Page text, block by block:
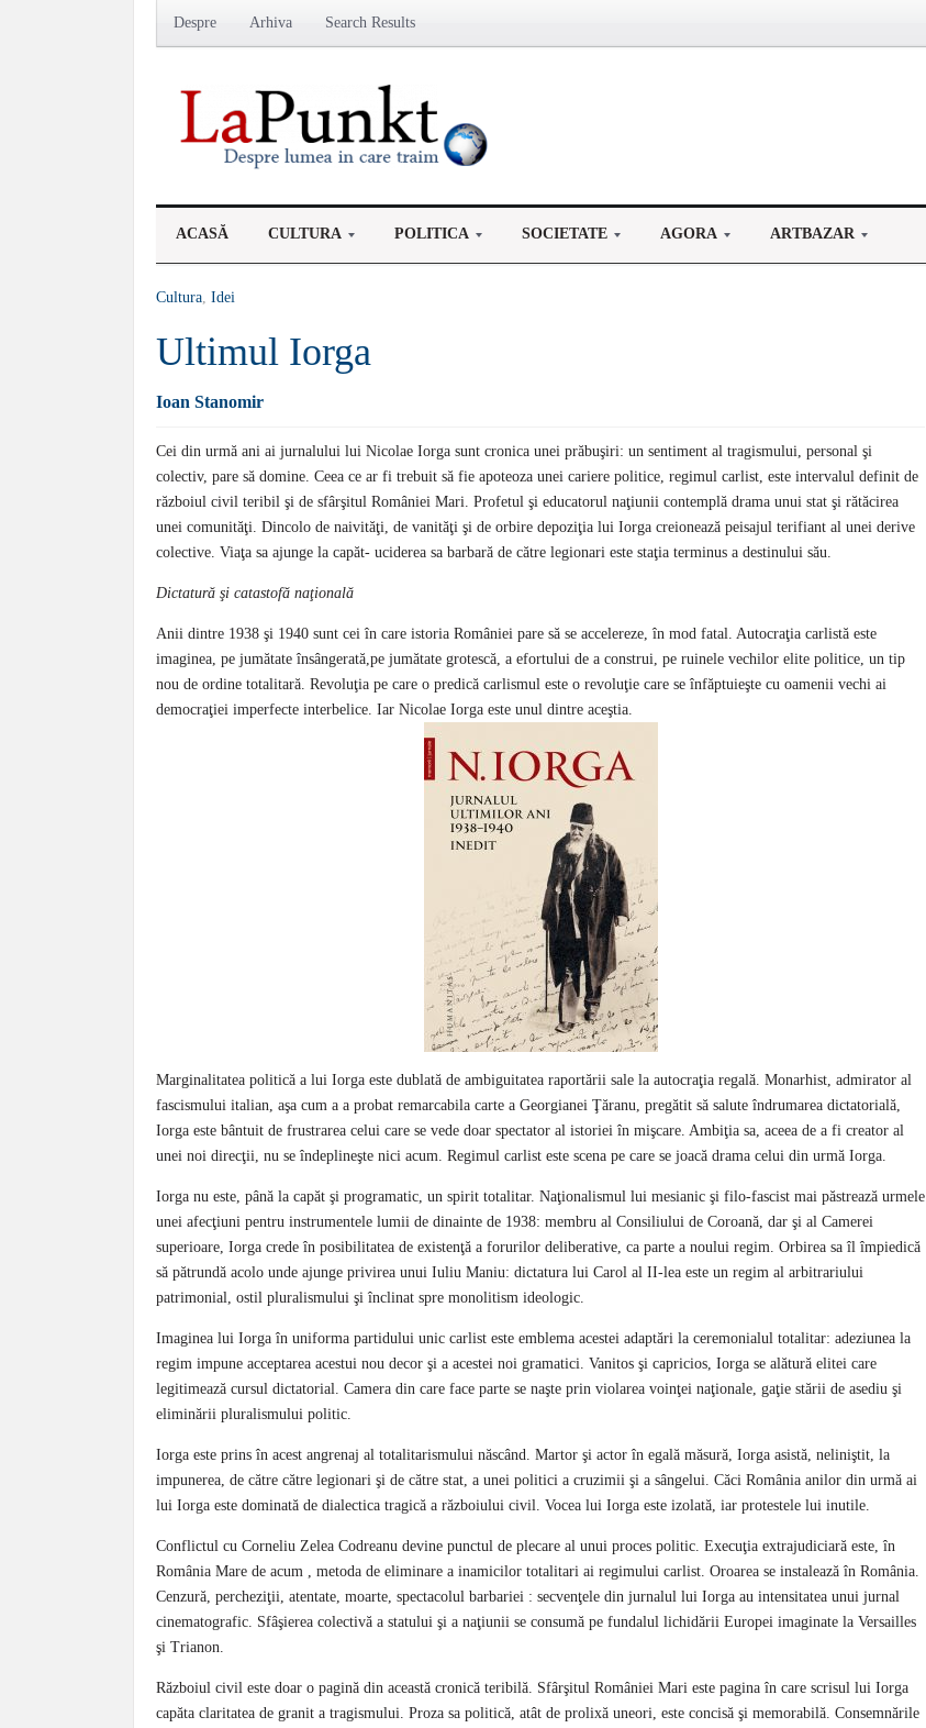
Despre Arhiva Search Results
ACASĂ CULTURA POLITICA SOCIETATE AGORA ARTBAZAR
Cultura, Idei
Ultimul Iorga
Ioan Stanomir
Cei din urmă ani ai jurnalului lui Nicolae Iorga sunt cronica unei prăbuşiri: un sentiment al tragismului, personal şi
colectiv, pare să domine. Ceea ce ar fi trebuit să fie apoteoza unei cariere politice, regimul carlist, este intervalul definit de
războiul civil teribil şi de sfârşitul României Mari. Profetul şi educatorul naţiunii contemplă drama unui stat şi rătăcirea
unei comunităţi. Dincolo de naivităţi, de vanităţi şi de orbire depoziţia lui Iorga creionează peisajul terifiant al unei derive
colective. Viaţa sa ajunge la capăt- uciderea sa barbară de către legionari este staţia terminus a destinului său.
Dictatură şi catastofă naţională
Anii dintre 1938 şi 1940 sunt cei în care istoria României pare să se accelereze, în mod fatal. Autocraţia carlistă este
imaginea, pe jumătate însângerată,pe jumătate grotescă, a efortului de a construi, pe ruinele vechilor elite politice, un tip
nou de ordine totalitară. Revoluţia pe care o predică carlismul este o revoluţie care se înfăptuieşte cu oamenii vechi ai
democraţiei imperfecte interbelice. Iar Nicolae Iorga este unul dintre aceştia.
Marginalitatea politică a lui Iorga este dublată de ambiguitatea raportării sale la autocraţia regală. Monarhist, admirator al
fascismului italian, aşa cum a a probat remarcabila carte a Georgianei Ţăranu, pregătit să salute îndrumarea dictatorială,
Iorga este bântuit de frustrarea celui care se vede doar spectator al istoriei în mişcare. Ambiţia sa, aceea de a fi creator al
unei noi direcţii, nu se îndeplineşte nici acum. Regimul carlist este scena pe care se joacă drama celui din urmă Iorga.
Iorga nu este, până la capăt şi programatic, un spirit totalitar. Naţionalismul lui mesianic şi filo-fascist mai păstrează urmele
unei afecţiuni pentru instrumentele lumii de dinainte de 1938: membru al Consiliului de Coroană, dar şi al Camerei
superioare, Iorga crede în posibilitatea de existenţă a forurilor deliberative, ca parte a noului regim. Orbirea sa îl împiedică
să pătrundă acolo unde ajunge privirea unui Iuliu Maniu: dictatura lui Carol al II-lea este un regim al arbitrariului
patrimonial, ostil pluralismului şi înclinat spre monolitism ideologic.
Imaginea lui Iorga în uniforma partidului unic carlist este emblema acestei adaptări la ceremonialul totalitar: adeziunea la
regim impune acceptarea acestui nou decor şi a acestei noi gramatici. Vanitos şi capricios, Iorga se alătură elitei care
legitimează cursul dictatorial. Camera din care face parte se naşte prin violarea voinţei naţionale, gaţie stării de asediu şi
eliminării pluralismului politic.
Iorga este prins în acest angrenaj al totalitarismului născând. Martor şi actor în egală măsură, Iorga asistă, neliniştit, la
impunerea, de către către legionari şi de către stat, a unei politici a cruzimii şi a sângelui. Căci România anilor din urmă ai
lui Iorga este dominată de dialectica tragică a războiului civil. Vocea lui Iorga este izolată, iar protestele lui inutile.
Conflictul cu Corneliu Zelea Codreanu devine punctul de plecare al unui proces politic. Execuţia extrajudiciară este, în
România Mare de acum , metoda de eliminare a inamicilor totalitari ai regimului carlist. Oroarea se instalează în România.
Cenzură, percheziţii, atentate, moarte, spectacolul barbariei : secvenţele din jurnalul lui Iorga au intensitatea unui jurnal
cinematografic. Sfâşierea colectivă a statului şi a naţiunii se consumă pe fundalul lichidării Europei imaginate la Versailles
şi Trianon.
Războiul civil este doar o pagină din această cronică teribilă. Sfârşitul României Mari este pagina în care scrisul lui Iorga
capăta claritatea de granit a tragismului. Proza sa politică, atât de prolixă uneori, este concisă şi memorabilă. Consemnările